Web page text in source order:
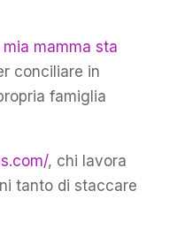
mia mamma sta
conciliare in
famiglia
, chi lavora
tanto di staccare